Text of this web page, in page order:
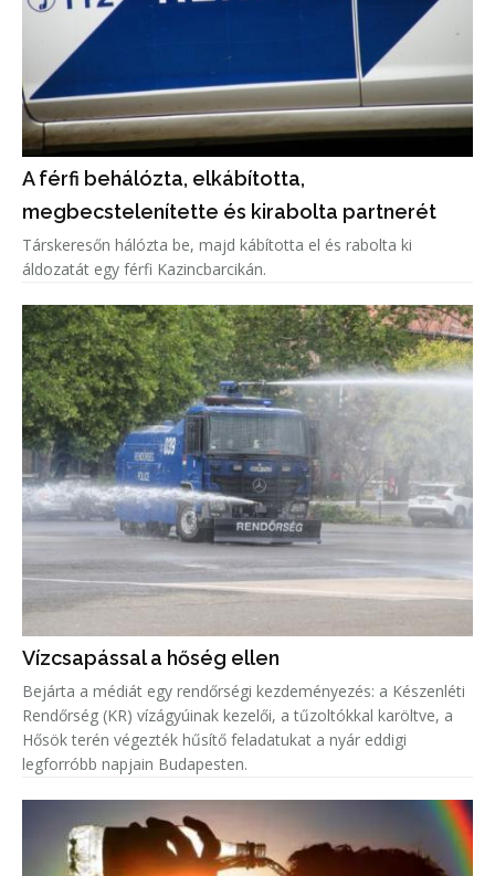
A férfi behálózta, elkábította,
megbecstelenítette és kirabolta partnerét
Társkeresőn hálózta be, majd kábította el és rabolta ki
áldozatát egy férfi Kazincbarcikán.
Vízcsapással a hőség ellen
Bejárta a médiát egy rendőrségi kezdeményezés: a Készenléti
Rendőrség (KR) vízágyúinak kezelői, a tűzoltókkal karöltve, a
Hősök terén végezték hűsítő feladatukat a nyár eddigi
legforróbb napjain Budapesten.